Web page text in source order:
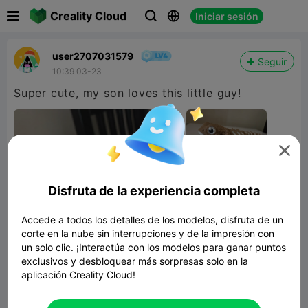
Creality Cloud   Iniciar sesión
user2707031579
10:39 03-23
Seguir
Super cute, my son loves this little guy!

Disfruta de la experiencia completa
Accede a todos los detalles de los modelos, disfruta de un
corte en la nube sin interrupciones y de la impresión con
un solo clic. ¡Interactúa con los modelos para ganar puntos
exclusivos y desbloquear más sorpresas solo en la
aplicación Creality Cloud!